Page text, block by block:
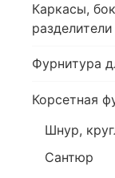
Каркасы,
Фурнитура
Корсетная
Шнур,
Сантюр